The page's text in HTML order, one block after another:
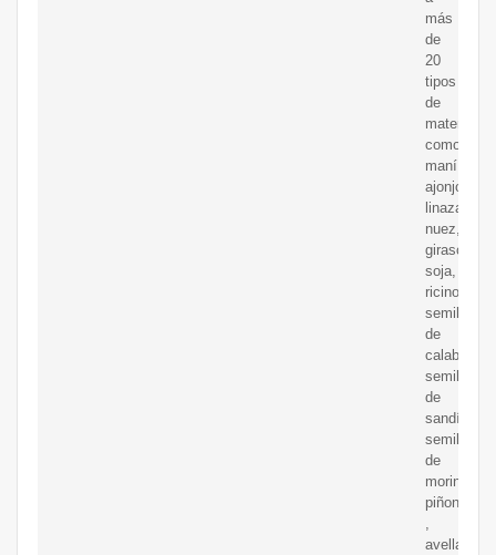
más
de
20
tipos
de
materiales,
como:
maní,
ajonjolí,
linaza,
nuez,
girasol,
soja,
ricino,
semillas
de
calabaza,
semillas
de
sandía,
semillas
de
moringa,
piñones
avellanas,